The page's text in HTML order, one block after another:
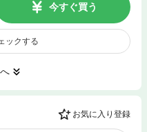
今すぐ買う
ックする
お気に入り登録